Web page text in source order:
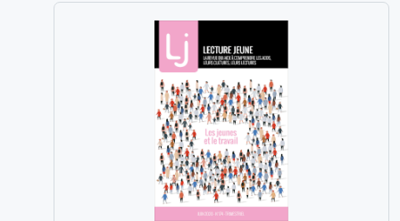
0,00€
à
10,00€